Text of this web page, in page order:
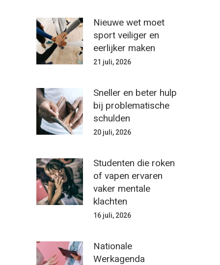
Nieuwe wet moet
sport veiliger en
eerlijker maken
21 juli, 2026
Sneller en beter hulp
bij problematische
schulden
20 juli, 2026
Studenten die roken
of vapen ervaren
vaker mentale
klachten
16 juli, 2026
Nationale
Werkagenda